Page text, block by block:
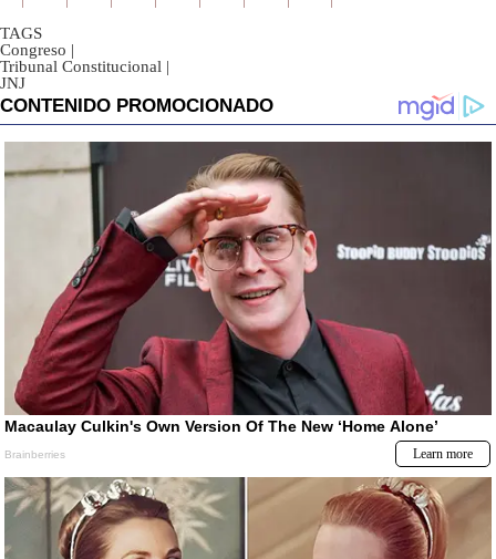
TAGS
Congreso |
Tribunal Constitucional |
JNJ